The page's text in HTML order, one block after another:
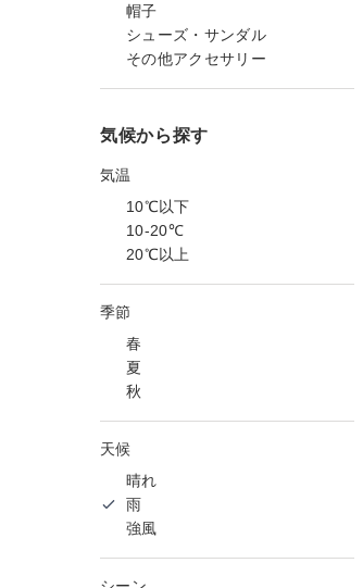
帽子
シューズ・サンダル
その他アクセサリー
気候から探す
気温
10℃以下
10-20℃
20℃以上
季節
春
夏
秋
天候
晴れ
雨
強風